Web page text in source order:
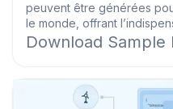
peuvent être générées
le monde, offrant
Download Sample